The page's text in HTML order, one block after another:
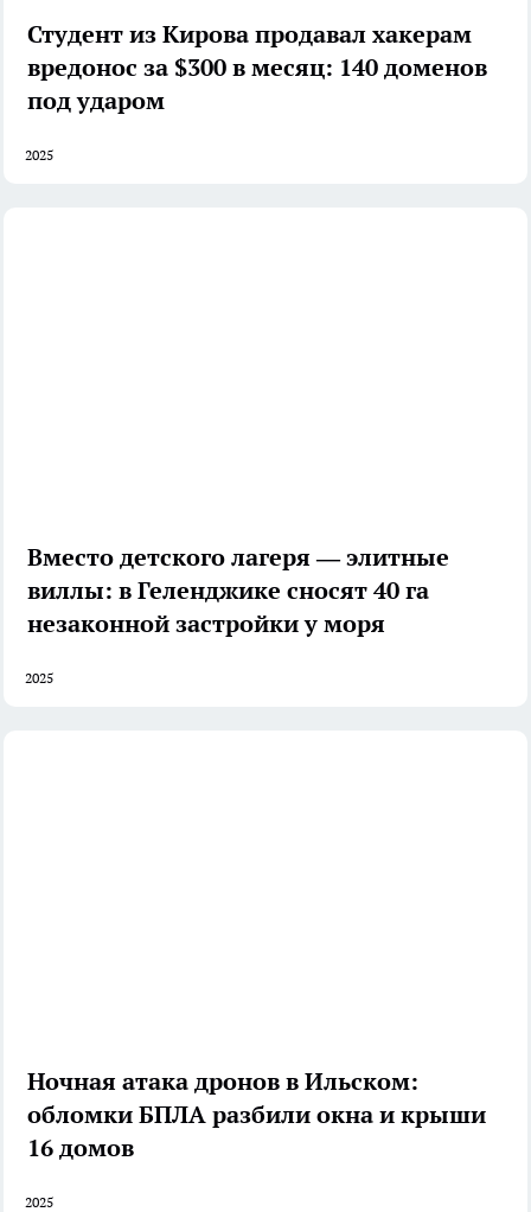
Студент из Кирова продавал хакерам
вредонос за $300 в месяц: 140 доменов
под ударом
2025
Вместо детского лагеря — элитные
виллы: в Геленджике сносят 40 га
незаконной застройки у моря
2025
Ночная атака дронов в Ильском:
обломки БПЛА разбили окна и крыши
16 домов
2025